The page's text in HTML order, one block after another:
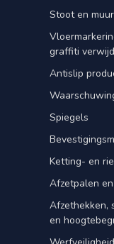
Stoot en
graffiti
Antislip
Spiegels
Ketting- en
Afzetpalen
Afzethekken,
en